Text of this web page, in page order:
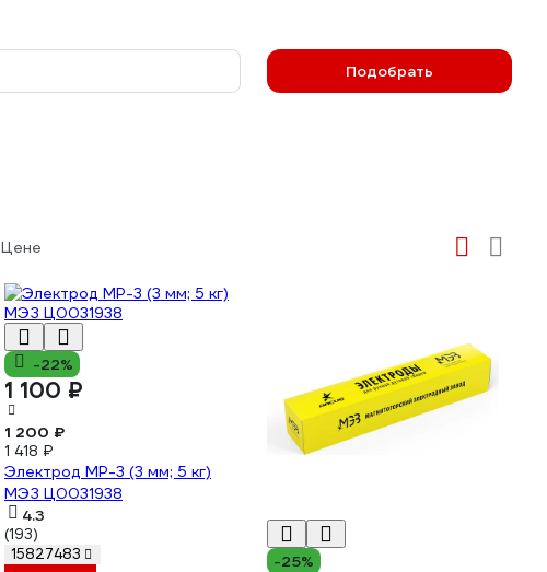
Подобрать
Цене
-22%
1 100 ₽
1 200 ₽
1 418 ₽
Электрод МР-3 (3 мм; 5 кг)
МЭЗ Ц0031938
4.3
(193)
15827483
-25%